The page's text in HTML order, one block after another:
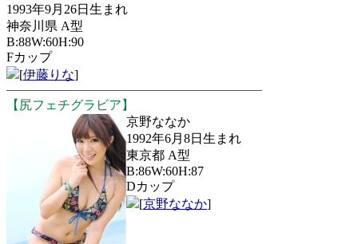
1993年9月26日生まれ
神奈川県 A型
B:88W:60H:90
Fカップ
[伊藤りな]
【尻フェチグラビア】
京野ななか
1992年6月8日生まれ
東京都 A型
B:86W:60H:87
Dカップ
[京野ななか]